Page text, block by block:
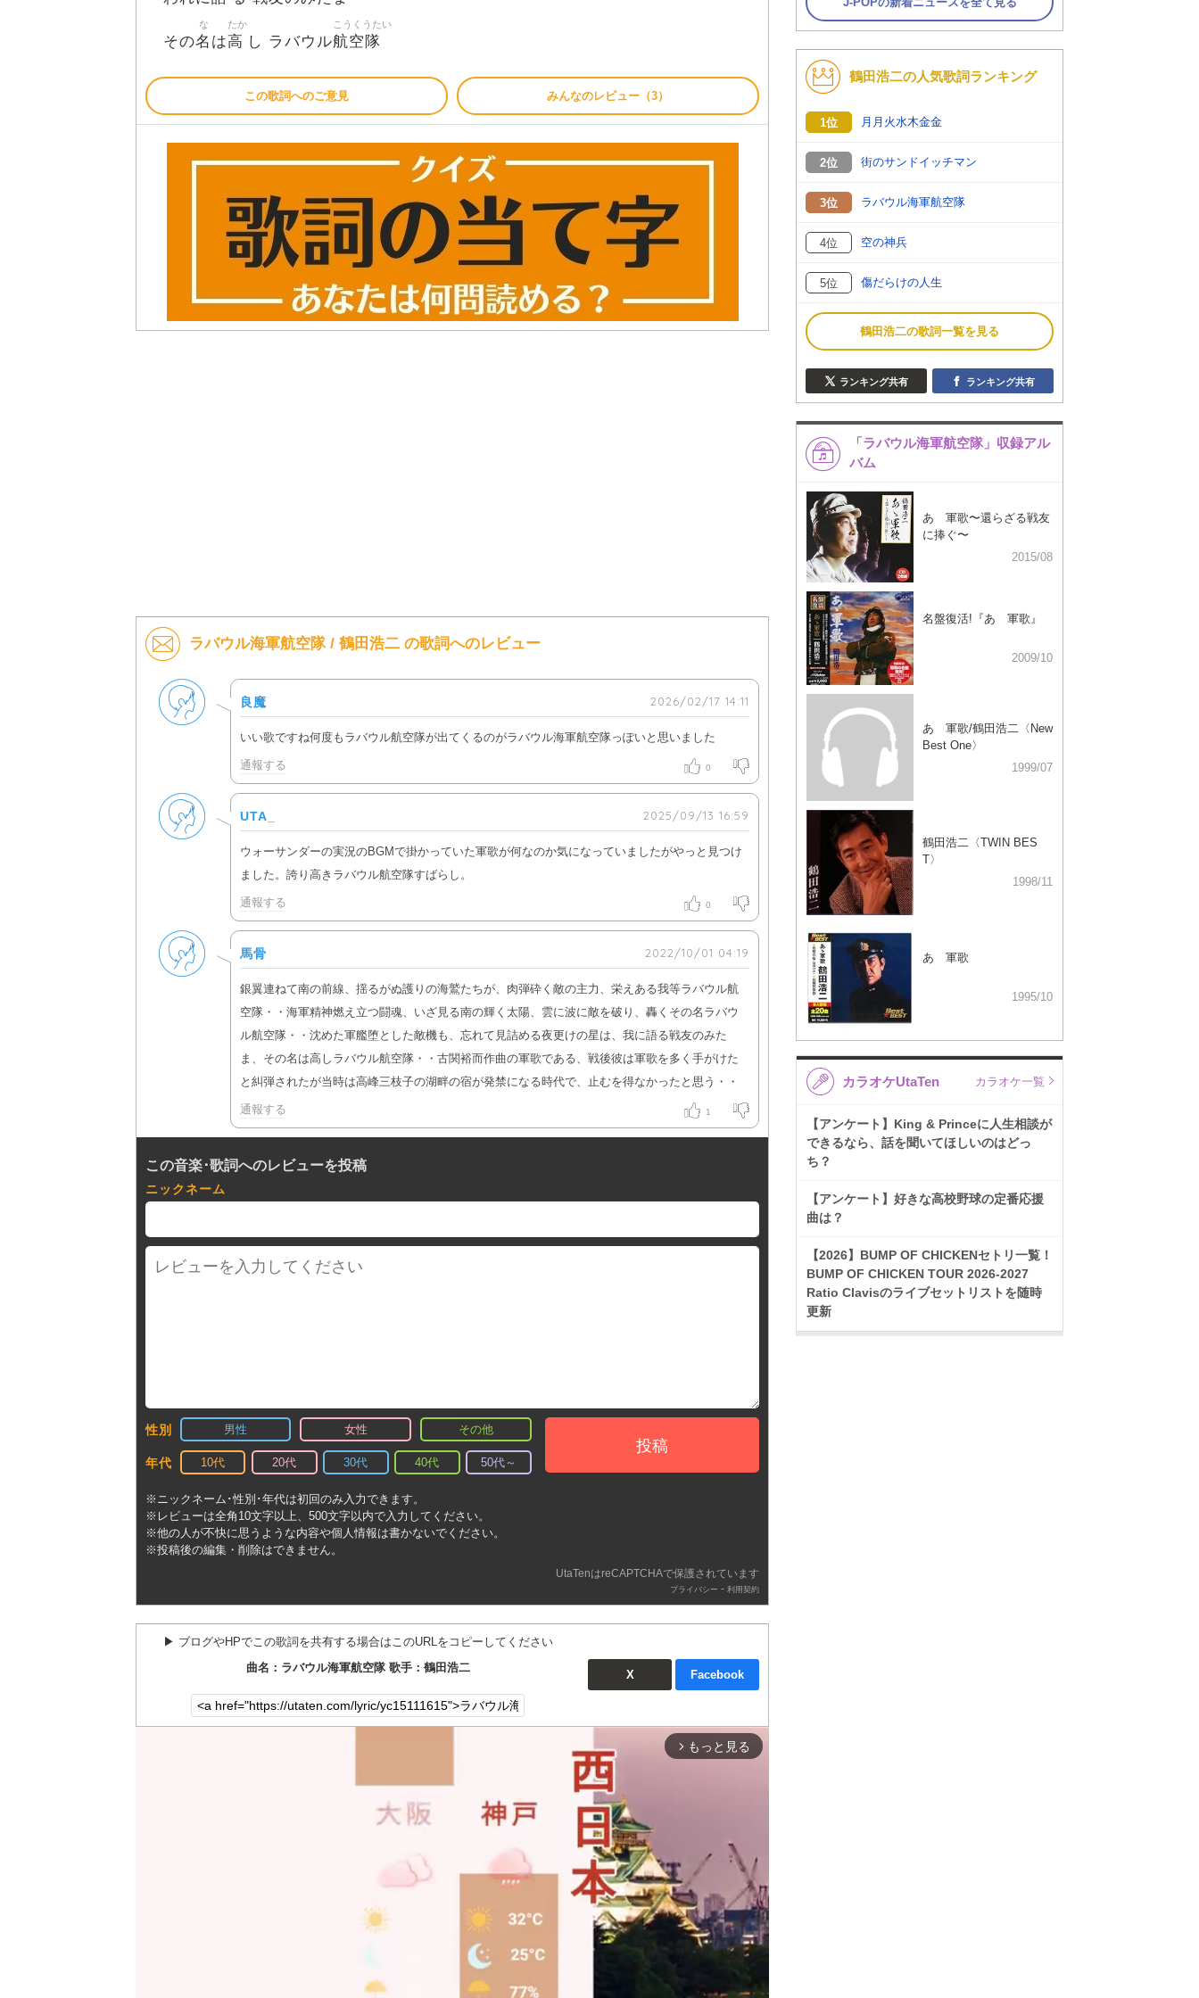
その名
な
は高
たか
し ラバウル航空隊
こうくうたい
この歌詞へのご意見 みんなのレビュー（3）
ラバウル海軍航空隊 / 鶴田浩二 の歌詞へのレビュー
男性
良魔 2026/02/17 14:11
いい歌ですね何度もラバウル航空隊が出てくるのがラバウル海軍航空隊っぽいと思いました
通報する 0
男性
UTA_ 2025/09/13 16:59
ウォーサンダーの実況のBGMで掛かっていた軍歌が何なのか気になっていましたがやっと見つけ
ました。誇り高きラバウル航空隊すばらし。
通報する 0
男性
馬骨 2022/10/01 04:19
銀翼連ねて南の前線、揺るがぬ護りの海鷲たちが、肉弾砕く敵の主力、栄えある我等ラバウル航
空隊・・海軍精神燃え立つ闘魂、いざ見る南の輝く太陽、雲に波に敵を破り、轟くその名ラバウ
ル航空隊・・沈めた軍艦堕とした敵機も、忘れて見詰める夜更けの星は、我に語る戦友のみた
ま、その名は高しラバウル航空隊・・古関裕而作曲の軍歌である、戦後彼は軍歌を多く手がけた
と糾弾されたが当時は高峰三枝子の湖畔の宿が発禁になる時代で、止むを得なかったと思う・・
通報する 1
この音楽･歌詞へのレビューを投稿
ニックネーム
性別 男性 女性 その他
年代 10代 20代 30代 40代 50代～
投稿
※ニックネーム･性別･年代は初回のみ入力できます。
※レビューは全角10文字以上、500文字以内で入力してください。
※他の人が不快に思うような内容や個人情報は書かないでください。
※投稿後の編集・削除はできません。
UtaTenはreCAPTCHAで保護されています
プライバシー - 利用契約
▶︎ ブログやHPでこの歌詞を共有する場合はこのURLをコピーしてください
曲名：ラバウル海軍航空隊 歌手：鶴田浩二
X Facebook
arrow_forward_ios もっと見る
鶴田浩二の人気歌詞ランキング
1位 月月火水木金金
2位 街のサンドイッチマン
3位 ラバウル海軍航空隊
4位 空の神兵
5位 傷だらけの人生
鶴田浩二の歌詞一覧を見る
ランキング共有 ランキング共有
「ラバウル海軍航空隊」収録アル
バム
あゝ軍歌〜還らざる戦友
に捧ぐ〜
2015/08
名盤復活!『あゝ軍歌』
2009/10
あゝ軍歌/鶴田浩二〈New
Best One〉
1999/07
鶴田浩二〈TWIN BES
T〉
1998/11
あゝ軍歌
1995/10
カラオケUtaTen カラオケ一覧
【アンケート】King & Princeに人生相談が
できるなら、話を聞いてほしいのはどっ
ち？
【アンケート】好きな高校野球の定番応援
曲は？
【2026】BUMP OF CHICKENセトリ一覧！
BUMP OF CHICKEN TOUR 2026-2027
Ratio Clavisのライブセットリストを随時
更新